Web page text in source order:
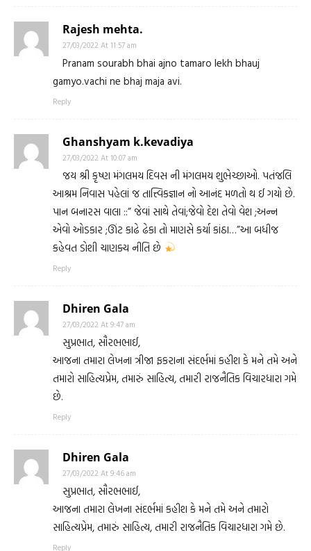
Rajesh mehta.
27/03/2022 At 11:57 am
Pranam sourabh bhai ajno tamaro lekh bhauj
gamyo.vachi ne bhaj maja avi.
Reply
Ghanshyam k.kevadiya
27/03/2022 At 10:07 am
જય શ્રી કૃષ્ણ મંગલમય દિવસ ની મંગલમય શુભેચ્છાઓ. પતંજલિ
આશ્રમ નિવાસ પહેલાં જ તાત્ત્વિકજ્ઞાન નો આનંદ મળતો થ ઈ ગયો છે.
પાન બનારસ વાલા ::” જેવાં સાથે તેવાં;જેવો દેશ તેવો વેશ ;અન્ન
એવો ઓડકાર ;ઊંટ કાઢે ઢેકા તો માણસે કર્યા કાંઠા…”આ બધીજ
કહેવત ડોશી ચાણક્ય નીતિ છે
Reply
Dhiren Gala
27/03/2022 At 9:47 am
સુપ્રભાત, સૌરભભાઈ,
આજના તમારા લેખના ત્રીજા ફકરાના સંદર્ભમાં કહીશ કે મને તમે અને
તમારો સાહિત્યપ્રેમ, તમારું સાહિત્ય, તમારી રાજનૈતિક વિચારધારા ગમે
છે.
Reply
Dhiren Gala
27/03/2022 At 9:46 am
સુપ્રભાત, સૌરભભાઈ,
આજના તમારા લેખના સંદર્ભમાં કહીશ કે મને તમે અને તમારો
સાહિત્યપ્રેમ, તમારું સાહિત્ય, તમારી રાજનૈતિક વિચારધારા ગમે છે.
Reply